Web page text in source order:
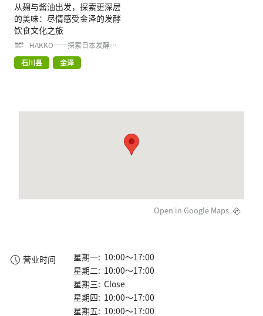
从麹与酱油出发，探索更深层
的美味：尽情感受金泽的发酵
饮食文化之旅
HAKKO——探索日本发酵食品
石川县
金泽
Open in Google Maps
营业时间
星期一: 10:00～17:00
星期二: 10:00～17:00
星期三: Close
星期四: 10:00～17:00
星期五: 10:00～17:00